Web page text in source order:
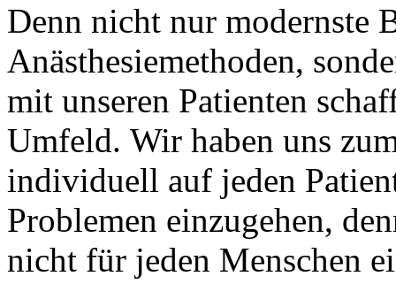
Denn nicht nur modernste
Anästhesiemethoden,
mit unseren Patienten
Umfeld. Wir haben uns
individuell auf jeden
Problemen einzugehen,
nicht für jeden Menschen